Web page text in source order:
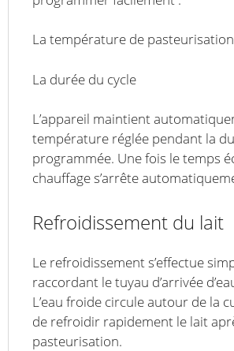
La température de pasteurisation
La durée du cycle
L’appareil maintient
température réglée pendant la
programmée. Une fois le temps
chauffage s’arrête
Refroidissement du lait
Le refroidissement s’effectue
raccordant le tuyau d’arrivée
L’eau froide circule autour de la
de refroidir rapidement le lait
pasteurisation.